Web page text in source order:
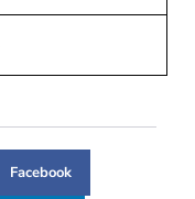
Facebook